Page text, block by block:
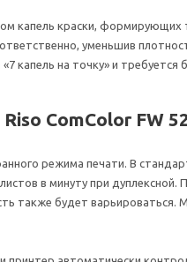
капель краски,
уменьшив
капель на точку» и
ComColor FW
режима печати. В
в минуту при
также будет